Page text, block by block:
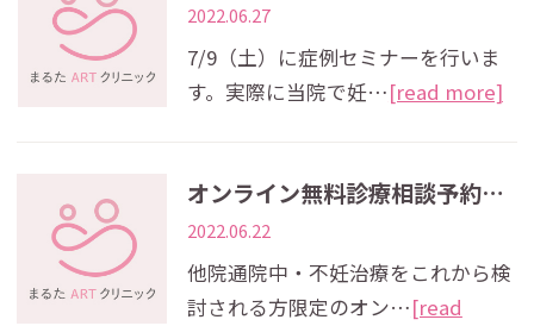
2022.06.27
7/9（土）に症例セミナーを行いま
す。実際に当院で妊…[read more]
オンライン無料診療相談予約枠フルのお知らせ
2022.06.22
他院通院中・不妊治療をこれから検
討される方限定のオン…[read